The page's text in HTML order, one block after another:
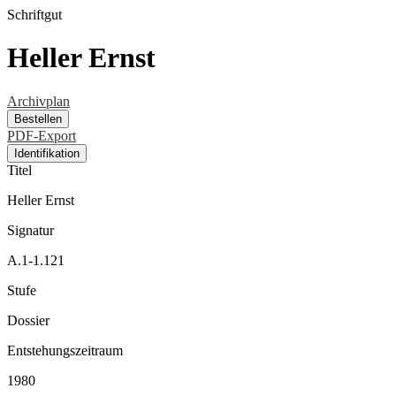
Schriftgut
Heller Ernst
Archivplan
Bestellen
PDF-Export
Identifikation
Titel
Heller Ernst
Signatur
A.1-1.121
Stufe
Dossier
Entstehungszeitraum
1980